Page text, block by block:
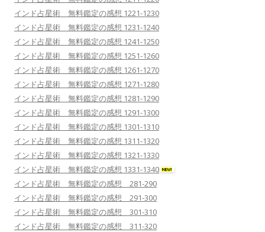
インド占星術 無料鑑定の感想 1221-1230
インド占星術 無料鑑定の感想 1231-1240
インド占星術 無料鑑定の感想 1241-1250
インド占星術 無料鑑定の感想 1251-1260
インド占星術 無料鑑定の感想 1261-1270
インド占星術 無料鑑定の感想 1271-1280
インド占星術 無料鑑定の感想 1281-1290
インド占星術 無料鑑定の感想 1291-1300
インド占星術 無料鑑定の感想 1301-1310
インド占星術 無料鑑定の感想 1311-1320
インド占星術 無料鑑定の感想 1321-1330
インド占星術 無料鑑定の感想 1331-1340
インド占星術 無料鑑定の感想 281-290
インド占星術 無料鑑定の感想 291-300
インド占星術 無料鑑定の感想 301-310
インド占星術 無料鑑定の感想 311-320